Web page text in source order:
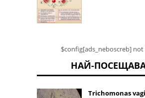
$config[ads_neboscreb]
НАЙ-
Trichomonas